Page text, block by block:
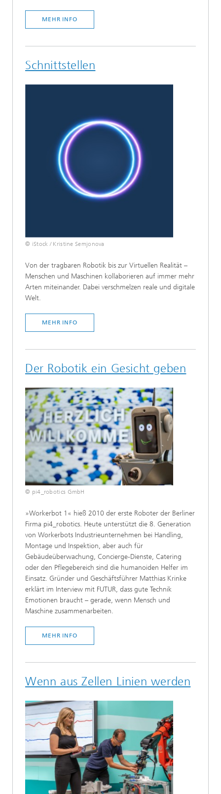
MEHR INFO
Schnittstellen
© iStock / Kristine Semjonova
Von der tragbaren Robotik bis zur Virtuellen Realität –
Menschen und Maschinen kollaborieren auf immer mehr
Arten miteinander. Dabei verschmelzen reale und digitale
Welt.
MEHR INFO
Der Robotik ein Gesicht geben
© pi4_robotics GmbH
»Workerbot 1« hieß 2010 der erste Roboter der Berliner
Firma pi4_robotics. Heute unterstützt die 8. Generation
von Workerbots Industrieunternehmen bei Handling,
Montage und Inspektion, aber auch für
Gebäudeüberwachung, Concierge-Dienste, Catering
oder den Pflegebereich sind die humanoiden Helfer im
Einsatz. Gründer und Geschäftsführer Matthias Krinke
erklärt im Interview mit FUTUR, dass gute Technik
Emotionen braucht – gerade, wenn Mensch und
Maschine zusammenarbeiten.
MEHR INFO
Wenn aus Zellen Linien werden